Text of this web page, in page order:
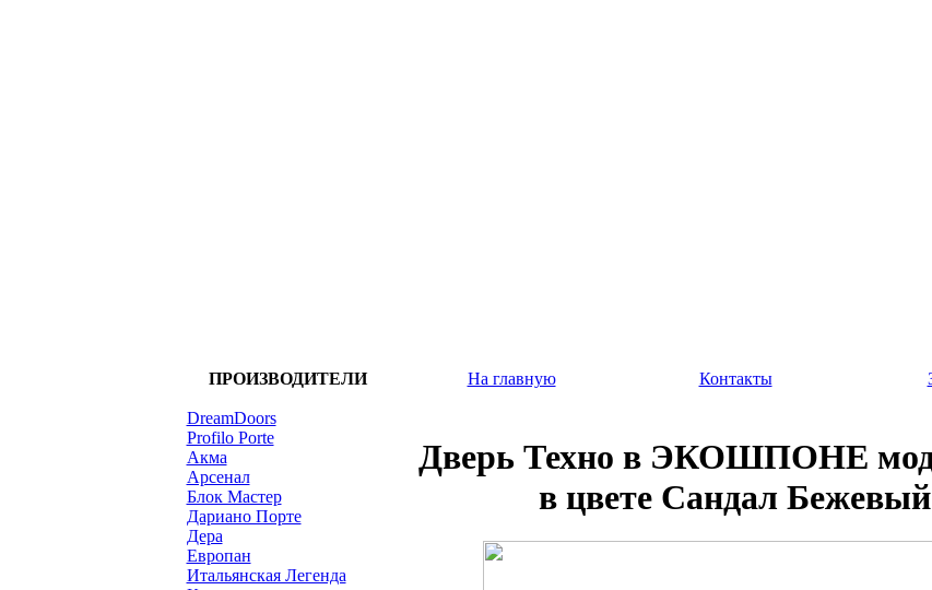
ПРОИЗВОДИТЕЛИ
DreamDoors
Profilo Porte
Акма
Арсенал
Блок Мастер
Дариано Порте
Дера
Европан
Итальянская Легенда
На главную Контакты
Дверь Техно в ЭКОШПОНЕ
в цвете Сандал Бежевый